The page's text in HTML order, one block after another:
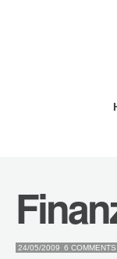
24/05/2009 6 COMMENTS